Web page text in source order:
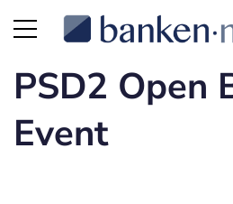
PSD2 Open
Event